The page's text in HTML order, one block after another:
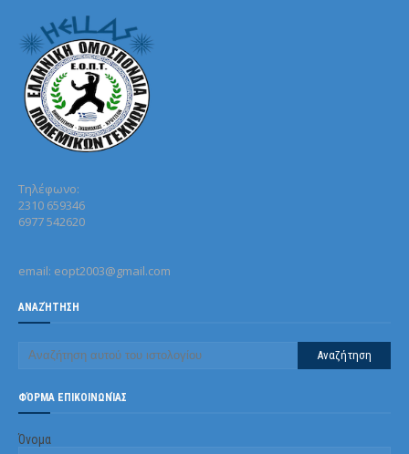
Τηλέφωνo:
2310 659346
6977 542620
email: eopt2003@gmail.com
ΑΝΑΖΉΤΗΣΗ
ΦΌΡΜΑ ΕΠΙΚΟΙΝΩΝΊΑΣ
Όνομα